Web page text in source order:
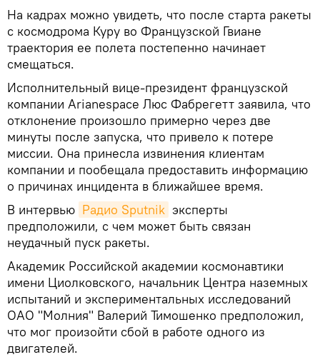
На кадрах можно увидеть, что после старта ракеты
с космодрома Куру во Французской Гвиане
траектория ее полета постепенно начинает
смещаться.
Исполнительный вице-президент французской
компании Arianespace Люс Фабрегетт заявила, что
отклонение произошло примерно через две
минуты после запуска, что привело к потере
миссии. Она принесла извинения клиентам
компании и пообещала предоставить информацию
о причинах инцидента в ближайшее время.
В интервью Радио Sputnik эксперты
предположили, с чем может быть связан
неудачный пуск ракеты.
Академик Российской академии космонавтики
имени Циолковского, начальник Центра наземных
испытаний и экспериментальных исследований
ОАО "Молния" Валерий Тимошенко предположил,
что мог произойти сбой в работе одного из
двигателей.